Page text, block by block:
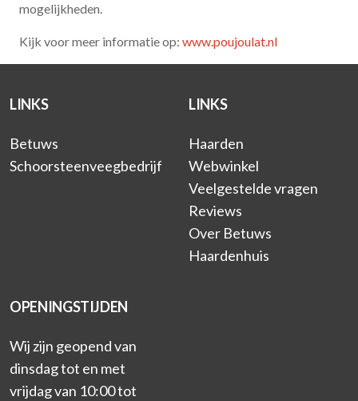
mogelijkheden.
Kijk voor meer informatie op: www.poujoulat.nl
LINKS
Betuws
Schoorsteenveegbedrijf
LINKS
Haarden
Webwinkel
Veelgestelde vragen
Reviews
Over Betuws
Haardenhuis
OPENINGSTIJDEN
Wij zijn geopend van
dinsdag tot en met
vrijdag van 10:00 tot